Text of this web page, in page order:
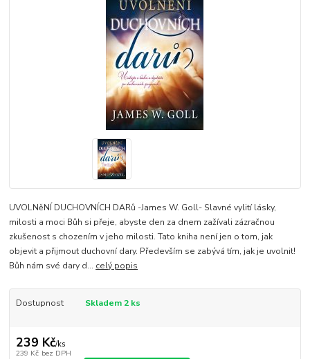
UVOLNěNÍ DUCHOVNÍCH DARů -James W. Goll- Slavné vylití lásky,
milosti a moci Bůh si přeje, abyste den za dnem zažívali zázračnou
zkušenost s chozením v jeho milosti. Tato kniha není jen o tom, jak
objevit a přijmout duchovní dary. Především se zabývá tím, jak je uvolnit!
Bůh nám své dary d... celý popis
Dostupnost Skladem 2 ks
239 Kč/ks
239 Kč bez DPH